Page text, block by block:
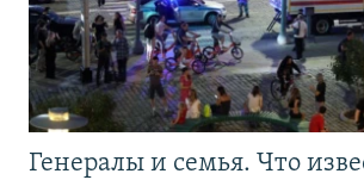
Генералы и семья. Что